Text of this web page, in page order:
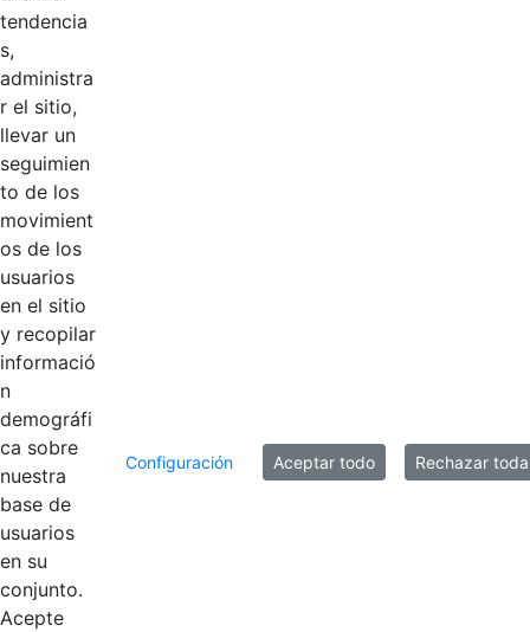
Por página
Mostrando el intervalo 1 - 8 de 14 resultados.
tendencia
s,
administra
r el sitio,
llevar un
seguimien
to de los
movimient
os de los
usuarios
en el sitio
y recopilar
informació
n
demográfi
ca sobre
nuestra
base de
usuarios
en su
conjunto.
Acepte
Configuración Aceptar todo Rechazar